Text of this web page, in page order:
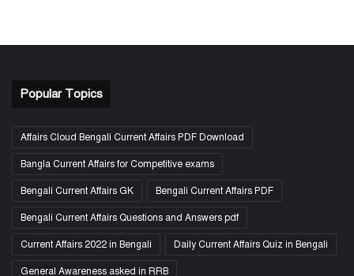
Popular Topics
Affairs Cloud Bengali Current Affairs PDF Download
Bangla Current Affairs for Competitive exams
Bengali Current Affairs GK Bengali Current Affairs PDF
Bengali Current Affairs Questions and Answers pdf
Current Affairs 2022 in Bengali Daily Current Affairs Quiz in Bengali
General Awareness asked in RRB